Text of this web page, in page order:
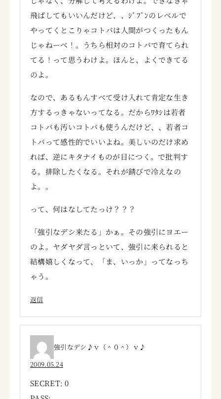
飛ばしてもいいんだけど、、ｼﾞﾌﾞﾝのレベルで
やってくとこりゃコトバは人間がつくったもん
じゃねーべ！。うちら相対のコトバで育てられ
てる！って思うわけよ。ほんと、よくできてる
のよ。
なので、あるもんすべて受け入れて肯定な生き
方するっきゃないってなる。だからﾜﾀｼは若者
コトバも汚いコトバも使うんだけど、、若者コ
トバって感性的でいいよね。美しいのだけ求め
れば、逆にキタナイものが目につく。で批判す
る。排除したくなる。それが錆びで冷えなの
よ。。
って、何はなしてたっけ？？？
「強引なデシ来たる」かぁ。その強引にヨエー
のよ。ヤダヤダ言っといて、強引に来られると
結構嬉しくなって、「ま、いっか」ってなっち
ゃう。
返信
強引なデシ♪ｖ（＾０＾）ｖ♪
2009.05.24
SECRET: 0